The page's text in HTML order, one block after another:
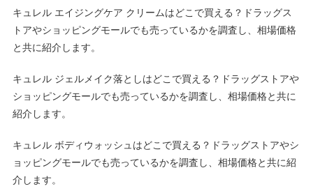
キュレル エイジングケア クリームはどこで買える？ドラッグス
トアやショッピングモールでも売っているかを調査し、相場価格
と共に紹介します。
キュレル ジェルメイク落としはどこで買える？ドラッグストアや
ショッピングモールでも売っているかを調査し、相場価格と共に
紹介します。
キュレル ボディウォッシュはどこで買える？ドラッグストアやシ
ョッピングモールでも売っているかを調査し、相場価格と共に紹
介します。